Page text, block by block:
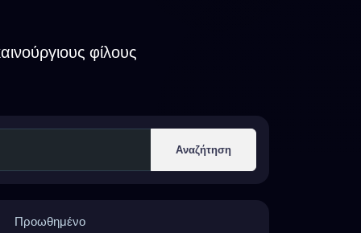
φίλους
Αναζήτηση
Προωθημένο